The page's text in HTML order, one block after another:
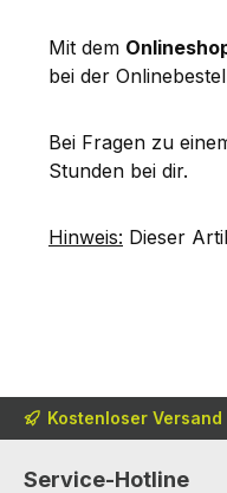
Mit dem
bei der
Bei Fragen zu
Stunden bei dir.
Hinweis: Dieser
Kostenloser Versand
Service-Hotline